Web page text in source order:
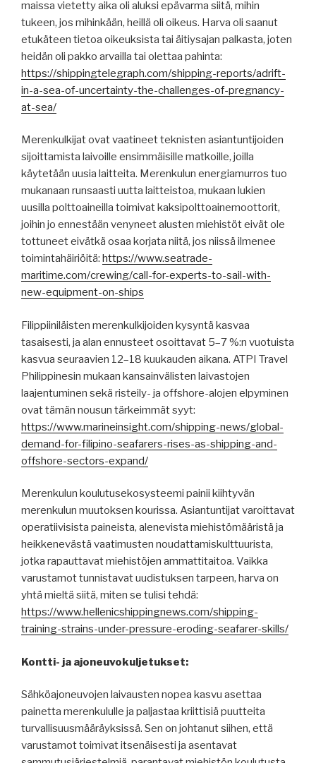
maissa vietetty aika oli aluksi epävarma siitä, mihin
tukeen, jos mihinkään, heillä oli oikeus. Harva oli saanut
etukäteen tietoa oikeuksista tai äitiysajan palkasta, joten
heidän oli pakko arvailla tai olettaa pahinta:
https://shippingtelegraph.com/shipping-reports/adrift-
in-a-sea-of-uncertainty-the-challenges-of-pregnancy-
at-sea/
Merenkulkijat ovat vaatineet teknisten asiantuntijoiden
sijoittamista laivoille ensimmäisille matkoille, joilla
käytetään uusia laitteita. Merenkulun energiamurros tuo
mukanaan runsaasti uutta laitteistoa, mukaan lukien
uusilla polttoaineilla toimivat kaksipolttoainemoottorit,
joihin jo ennestään venyneet alusten miehistöt eivät ole
tottuneet eivätkä osaa korjata niitä, jos niissä ilmenee
toimintahäiriöitä: https://www.seatrade-
maritime.com/crewing/call-for-experts-to-sail-with-
new-equipment-on-ships
Filippiiniläisten merenkulkijoiden kysyntä kasvaa
tasaisesti, ja alan ennusteet osoittavat 5–7 %:n vuotuista
kasvua seuraavien 12–18 kuukauden aikana. ATPI Travel
Philippinesin mukaan kansainvälisten laivastojen
laajentuminen sekä risteily- ja offshore-alojen elpyminen
ovat tämän nousun tärkeimmät syyt:
https://www.marineinsight.com/shipping-news/global-
demand-for-filipino-seafarers-rises-as-shipping-and-
offshore-sectors-expand/
Merenkulun koulutusekosysteemi painii kiihtyvän
merenkulun muutoksen kourissa. Asiantuntijat varoittavat
operatiivisista paineista, alenevista miehistömääristä ja
heikkenevästä vaatimusten noudattamiskulttuurista,
jotka rapauttavat miehistöjen ammattitaitoa. Vaikka
varustamot tunnistavat uudistuksen tarpeen, harva on
yhtä mieltä siitä, miten se tulisi tehdä:
https://www.hellenicshippingnews.com/shipping-
training-strains-under-pressure-eroding-seafarer-skills/
Kontti- ja ajoneuvokuljetukset:
Sähköajoneuvojen laivausten nopea kasvu asettaa
painetta merenkululle ja paljastaa kriittisiä puutteita
turvallisuusmääräyksissä. Sen on johtanut siihen, että
varustamot toimivat itsenäisesti ja asentavat